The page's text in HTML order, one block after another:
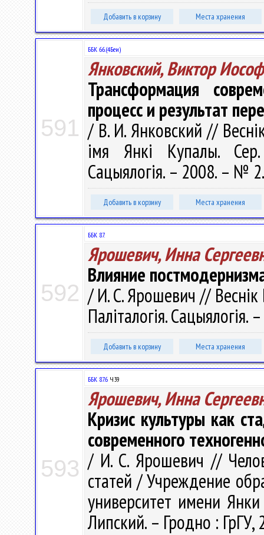
Добавить в корзину Места хранения
591
ББК 66.(4Беи)
Янковский, Виктор
Трансформация
процесс и результат
/ В. И. Янковский //
імя Янкі Купалы. Сер.
Сацыялогія. – 2008. – №
Добавить в корзину Места хранения
592
ББК 87.
Ярошевич, Инна
Влияние
/ И. С. Ярошевич // Веснік
Паліталогія.
Добавить в корзину Места хранения
593
ББК 87.6 Ч39
Ярошевич, Инна
Кризис культуры как
современного
/ И. С. Ярошевич //
статей / Учреждение
университет имени
Липский. – Гродно :